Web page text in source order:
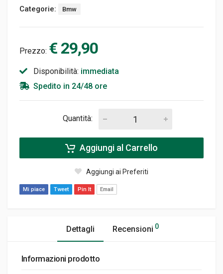
Categorie:
Bmw
Prezzo: € 29,90
Disponibilità: immediata
Spedito in 24/48 ore
Quantità:
Aggiungi al Carrello
Aggiungi ai Preferiti
Mi piace Tweet Pin It Email
Dettagli Recensioni 0
Informazioni prodotto